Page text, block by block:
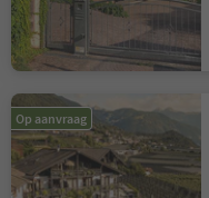
Op aanvraag